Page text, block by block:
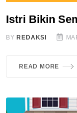
Istri Bikin
BYREDAKSI
READ MORE